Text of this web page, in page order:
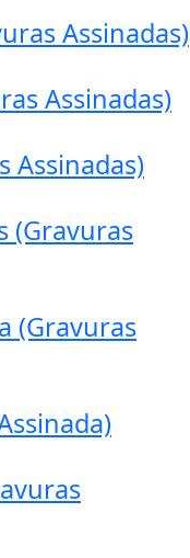
Assinadas)
Assinadas)
Assinadas)
(Gravuras
(Gravuras